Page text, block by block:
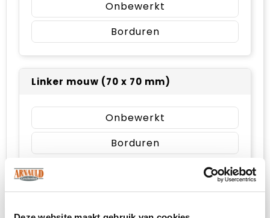
Onbewerkt
Borduren
Linker mouw (70 x 70 mm)
Onbewerkt
Borduren
Achterzijde (140 x 100 mm)